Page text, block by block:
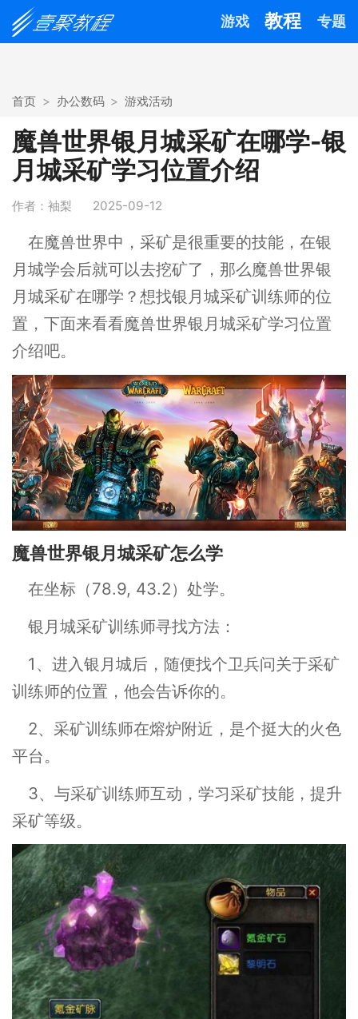
游戏 教程 专题
首页 办公数码 游戏活动
魔兽世界银月城采矿在哪学-银
月城采矿学习位置介绍
作者：袖梨 2025-09-12
在魔兽世界中，采矿是很重要的技能，在银
月城学会后就可以去挖矿了，那么魔兽世界银
月城采矿在哪学？想找银月城采矿训练师的位
置，下面来看看魔兽世界银月城采矿学习位置
介绍吧。
魔兽世界银月城采矿怎么学
在坐标（78.9, 43.2）处学。
银月城采矿训练师寻找方法：
1、进入银月城后，随便找个卫兵问关于采矿
训练师的位置，他会告诉你的。
2、采矿训练师在熔炉附近，是个挺大的火色
平台。
3、与采矿训练师互动，学习采矿技能，提升
采矿等级。